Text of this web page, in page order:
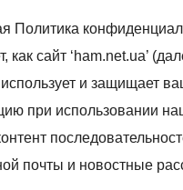
Политика
как сайт ‘ham.net.ua’
использует и защищает
при использовании
почты и новостные